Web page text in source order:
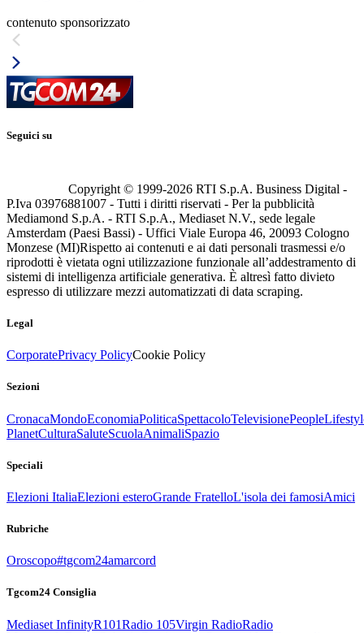
contenuto sponsorizzato
Seguici su
Copyright © 1999-2026 RTI S.p.A. Business Digital -
P.Iva 03976881007 - Tutti i diritti riservati - Per la pubblicità
Mediamond S.p.A. - RTI S.p.A., Mediaset N.V., sede legale
Amsterdam (Paesi Bassi) - Uffici Viale Europa 46, 20093 Cologno
Monzese (MI)Rispetto ai contenuti e ai dati personali trasmessi e/o
riprodotti è vietata ogni utilizzazione funzionale all’addestramento di
sistemi di intelligenza artificiale generativa. È altresì fatto divieto
espresso di utilizzare mezzi automatizzati di data scraping.
Legal
CorporatePrivacy PolicyCookie Policy
Sezioni
CronacaMondoEconomiaPoliticaSpettacoloTelevisionePeople
PlanetCulturaSaluteScuolaAnimaliSpazio
Speciali
Elezioni ItaliaElezioni esteroGrande FratelloL'isola dei famosiAmici
Rubriche
Oroscopo#tgcom24amarcord
Tgcom24 Consiglia
Mediaset InfinityR101Radio 105Virgin RadioRadio